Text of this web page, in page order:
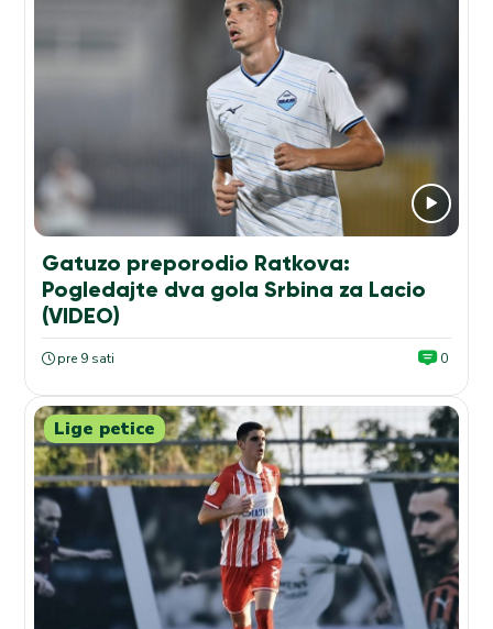
Gatuzo preporodio Ratkova:
Pogledajte dva gola Srbina za Lacio
(VIDEO)
pre 9 sati 0
Lige petice